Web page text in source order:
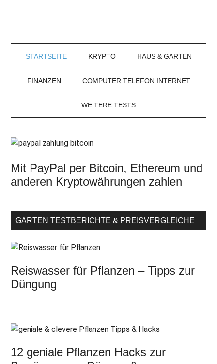
STARTSEITE KRYPTO HAUS & GARTEN
FINANZEN COMPUTER TELEFON INTERNET
WEITERE TESTS
Mit PayPal per Bitcoin, Ethereum und
anderen Kryptowährungen zahlen
GARTEN TESTBERICHTE & PREISVERGLEICHE
Reiswasser für Pflanzen – Tipps zur
Düngung
12 geniale Pflanzen Hacks zur